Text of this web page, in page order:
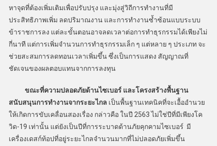
หาจุดที่ต้องเพิ่มเติมเพื่อปรับปรุง และมุ่งสู่วิถีการทำงานที่มี
ประสิทธิภาพเพิ่ม ลดปริมาณงาน และการทำงานซ้ำซ้อนแบบระบบ
ข้าราชการลง แต่ละขั้นตอนอาจลดเวลาต่อการทำธุรกรรมได้เพียงไม่
กี่นาที แต่การเพิ่มจำนวนการทำธุรกรรมเล็ก ๆ แต่หลาย ๆ ประเภท จะ
ช่วยสะสมการลดทอนเวลาเพิ่มขึ้น ซึ่งเป็นการแสดง สัญญาณที่
ชัดเจนของผลตอบแทนจากการลงทุน
ขณะที่ความปลอดภัยด้านไซเบอร์ และโครงสร้างพื้นฐาน
สนับสนุนการทำงานจากระยะไกล เป็นพื้นฐานเทคนิคที่จะเอื้ออำนวย
ให้เกิดการขับเคลื่อนสองเรื่อง กล่าวคือ ในปี 2563 ไม่ใช่ปีที่มีเพียงโค
วิด-19 เท่านั้น แต่ยังเป็นปีที่การระบาดด้านภัยคุกคามไซเบอร์ มี
เครื่องเดสก์ท้อปที่อยู่ระยะไกลจำนวนมากที่ไม่ปลอดภัยเพิ่มขึ้น